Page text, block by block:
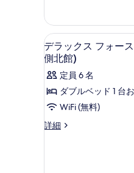
る
の
写
真
を
表
示
す
禁
煙
の
詳
細
デ
ラ
ッ
ク
ス
フ
1
デラックス フォー
側北館)
定員 6 名
ダブルベッド 1 台
WiFi (無料)
詳細
デ